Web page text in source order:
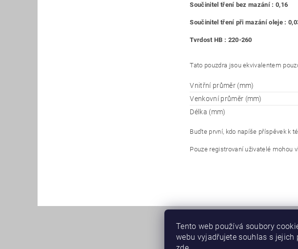
Součinitel tření bez mazání : 0,16
Součinitel tření při mazání oleje :
Tvrdost HB : 220-260
Tato pouzdra jsou ekvivalentem
Vnitřní průměr (mm)
Venkovní průměr (mm)
Délka (mm)
Buďte první, kdo napíše příspěvek k
Pouze registrovaní uživatelé mohou
Tento web používá soubory
webu vyjadřujete souhlas s